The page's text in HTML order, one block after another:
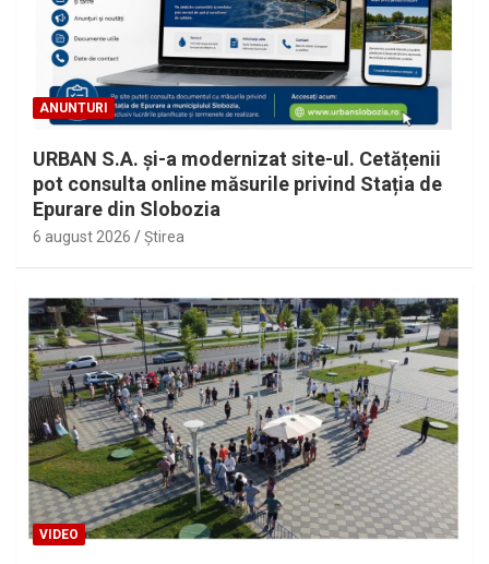
ANUNTURI
URBAN S.A. și-a modernizat site-ul. Cetățenii
pot consulta online măsurile privind Stația de
Epurare din Slobozia
6 august 2026 Ştirea
VIDEO